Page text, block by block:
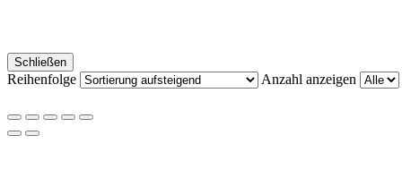
Schließen
Reihenfolge Anzahl anzeigen